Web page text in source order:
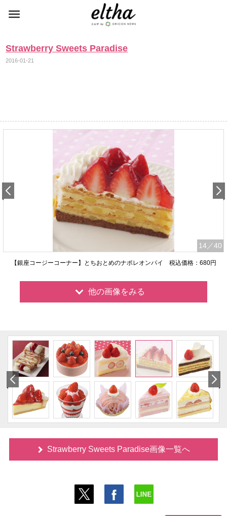
Strawberry Sweets Paradise
2016-01-21
14 ／40
【銀座コージーコーナー】とちおとめのナポレオンパイ 税込価格：680円
他の画像をみる
Strawberry Sweets Paradise画像一覧へ